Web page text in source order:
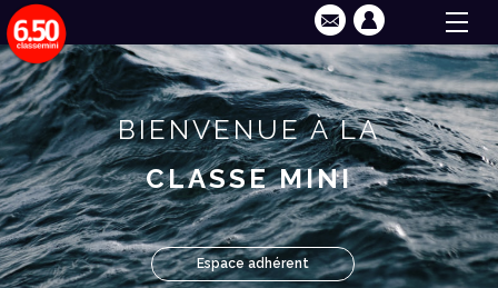
BIENVENUE À LA
CLASSE MINI
Espace adhérent